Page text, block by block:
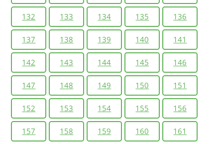
132 133 134 135 136
137 138 139 140 141
142 143 144 145 146
147 148 149 150 151
152 153 154 155 156
157 158 159 160 161